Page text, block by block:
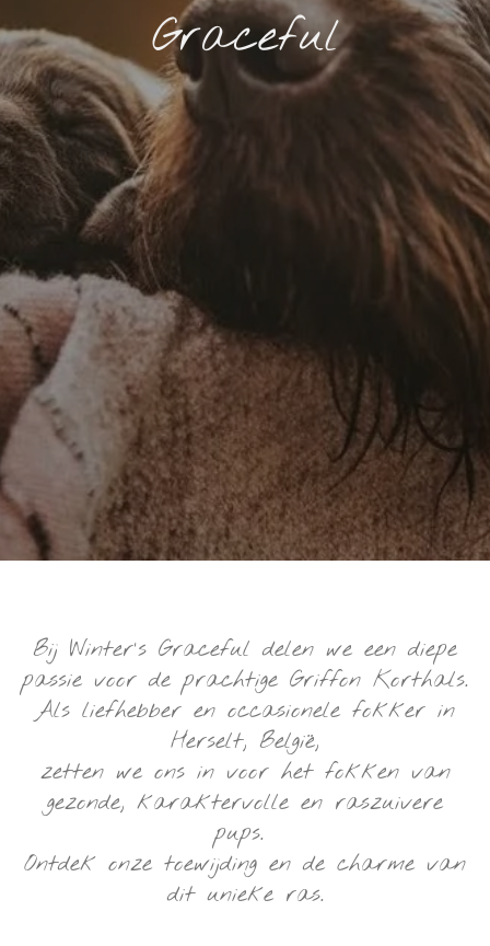
Graceful
Bij Winter's Graceful delen we een diepe
passie voor de prachtige Griffon Korthals.
Als liefhebber en occasionele fokker in
Herselt, België,
zetten we ons in voor het fokken van
gezonde, karaktervolle en raszuivere
pups.
Ontdek onze toewijding en de charme van
dit unieke ras.